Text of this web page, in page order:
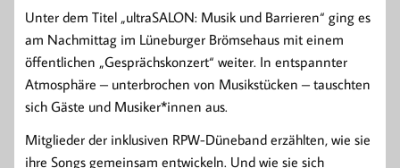
Unter dem Titel „ultraSALON: Musik und Barrieren“ ging es
am Nachmittag im Lüneburger Brömsehaus mit einem
öffentlichen „Gesprächskonzert“ weiter. In entspannter
Atmosphäre – unterbrochen von Musikstücken – tauschten
sich Gäste und Musiker*innen aus.
Mitglieder der inklusiven RPW-Düneband erzählten, wie sie
ihre Songs gemeinsam entwickeln. Und wie sie sich